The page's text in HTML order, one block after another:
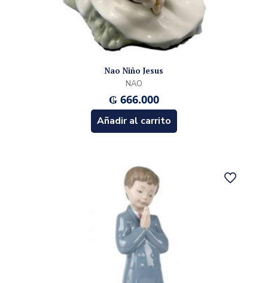
Nao Niño Jesus
NAO
₲ 666.000
Añadir al carrito